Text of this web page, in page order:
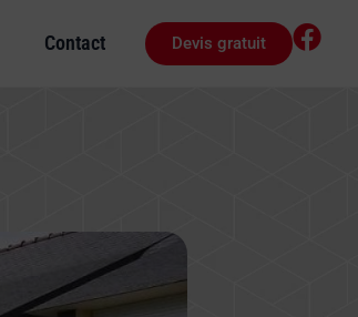
Contact Devis gratuit